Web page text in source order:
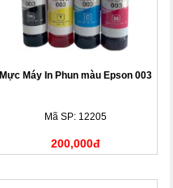
Mực Máy In Phun màu Epson 003
Mã SP: 12205
200,000đ